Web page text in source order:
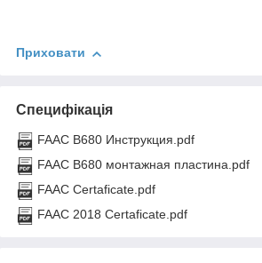
Приховати
Специфікація
FAAC B680 Инструкция.pdf
FAAC В680 монтажная пластина.pdf
FAAC Certaficate.pdf
FAAC 2018 Certaficate.pdf